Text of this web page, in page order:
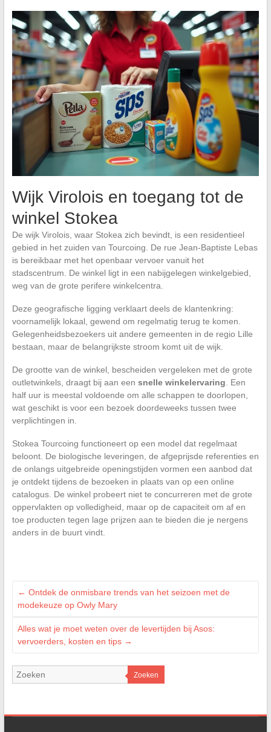
Wijk Virolois en toegang tot de
winkel Stokea
De wijk Virolois, waar Stokea zich bevindt, is een residentieel
gebied in het zuiden van Tourcoing. De rue Jean-Baptiste Lebas
is bereikbaar met het openbaar vervoer vanuit het
stadscentrum. De winkel ligt in een nabijgelegen winkelgebied,
weg van de grote perifere winkelcentra.
Deze geografische ligging verklaart deels de klantenkring:
voornamelijk lokaal, gewend om regelmatig terug te komen.
Gelegenheidsbezoekers uit andere gemeenten in de regio Lille
bestaan, maar de belangrijkste stroom komt uit de wijk.
De grootte van de winkel, bescheiden vergeleken met de grote
outletwinkels, draagt bij aan een snelle winkelervaring . Een
half uur is meestal voldoende om alle schappen te doorlopen,
wat geschikt is voor een bezoek doordeweeks tussen twee
verplichtingen in.
Stokea Tourcoing functioneert op een model dat regelmaat
beloont. De biologische leveringen, de afgeprijsde referenties en
de onlangs uitgebreide openingstijden vormen een aanbod dat
je ontdekt tijdens de bezoeken in plaats van op een online
catalogus. De winkel probeert niet te concurreren met de grote
oppervlakten op volledigheid, maar op de capaciteit om af en
toe producten tegen lage prijzen aan te bieden die je nergens
anders in de buurt vindt.
← Ontdek de onmisbare trends van het seizoen met de
modekeuze op Owly Mary
Alles wat je moet weten over de levertijden bij Asos:
vervoerders, kosten en tips →
Zoeken